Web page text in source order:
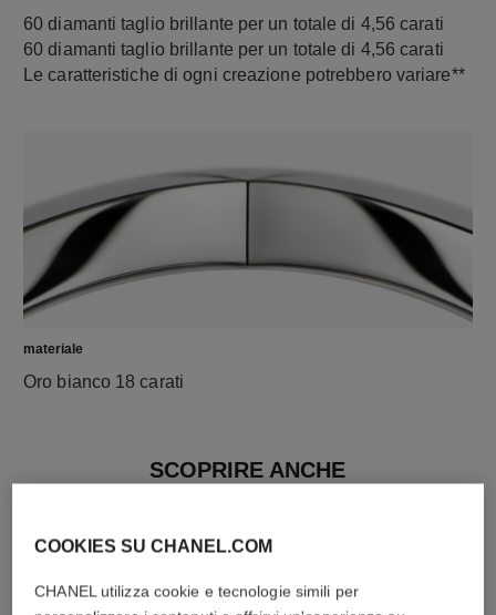
60 diamanti taglio brillante per un totale di 4,56 carati
60 diamanti taglio brillante per un totale di 4,56 carati
Le caratteristiche di ogni creazione potrebbero variare**
materiale
Oro bianco 18 carati
SCOPRIRE ANCHE
COOKIES SU CHANEL.COM
CHANEL utilizza cookie e tecnologie simili per